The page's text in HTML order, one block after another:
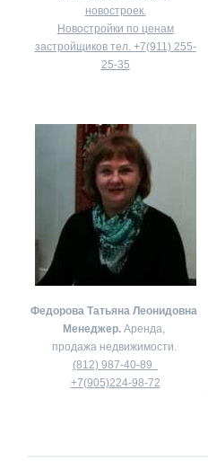
новостроек.
Новостройки по ценам
застройщиков тел. +7(911) 255-
25-35
Федорова Татьяна Леонидовна
Менеджер. Аренда,
продажа недвижимости.
(812) 987-40-89
+7(905)224-98-72